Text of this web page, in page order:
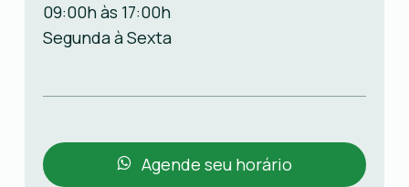
09:00h às 17:00h
Segunda à Sexta
Agende seu horário